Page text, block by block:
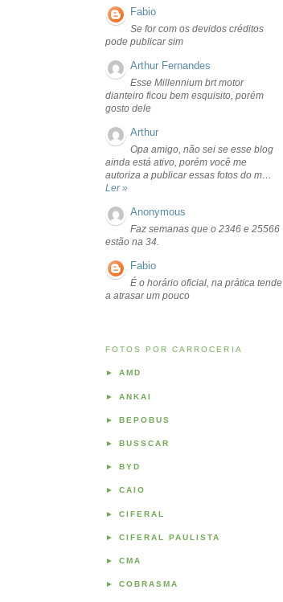
Fabio
Se for com os devidos créditos
pode publicar sim
Arthur Fernandes
Esse Millennium brt motor
dianteiro ficou bem esquisito, porém
gosto dele
Arthur
Opa amigo, não sei se esse blog
ainda está ativo, porém você me
autoriza a publicar essas fotos do m…
Ler »
Anonymous
Faz semanas que o 2346 e 25566
estão na 34.
Fabio
É o horário oficial, na prática tende
a atrasar um pouco
FOTOS POR CARROCERIA
► AMD
► ANKAI
► BEPOBUS
► BUSSCAR
► BYD
► CAIO
► CIFERAL
► CIFERAL PAULISTA
► CMA
► COBRASMA